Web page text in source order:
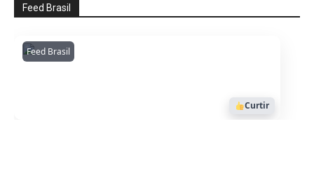
Feed Brasil
Feed BrasilAmazonianarede
1053
Curtir